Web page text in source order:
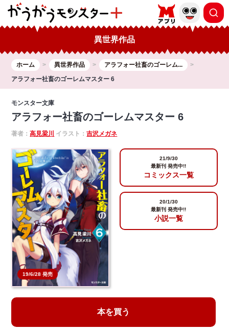
異世界作品
ホーム 異世界作品
アラフォー社畜のゴーレム...
アラフォー社畜のゴーレムマスター 6
モンスター文庫
アラフォー社畜のゴーレムマスター 6
著者：高見梁川 イラスト：吉沢メガネ
19/6/28 発売
21/9/30
最新刊 発売中!!
コミックス一覧
20/1/30
最新刊 発売中!!
小説一覧
本を買う